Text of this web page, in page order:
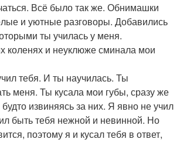
Всё было так же. Обнимашки
и уютные разговоры. Добавились
ты училась у меня.
коленях и неуклюже сминала мои
тебя. И ты научилась. Ты
меня. Ты кусала мои губы, сразу же
извиняясь за них. Я явно не учил
быть тебя нежной и невинной. Но
поэтому я и кусал тебя в ответ,